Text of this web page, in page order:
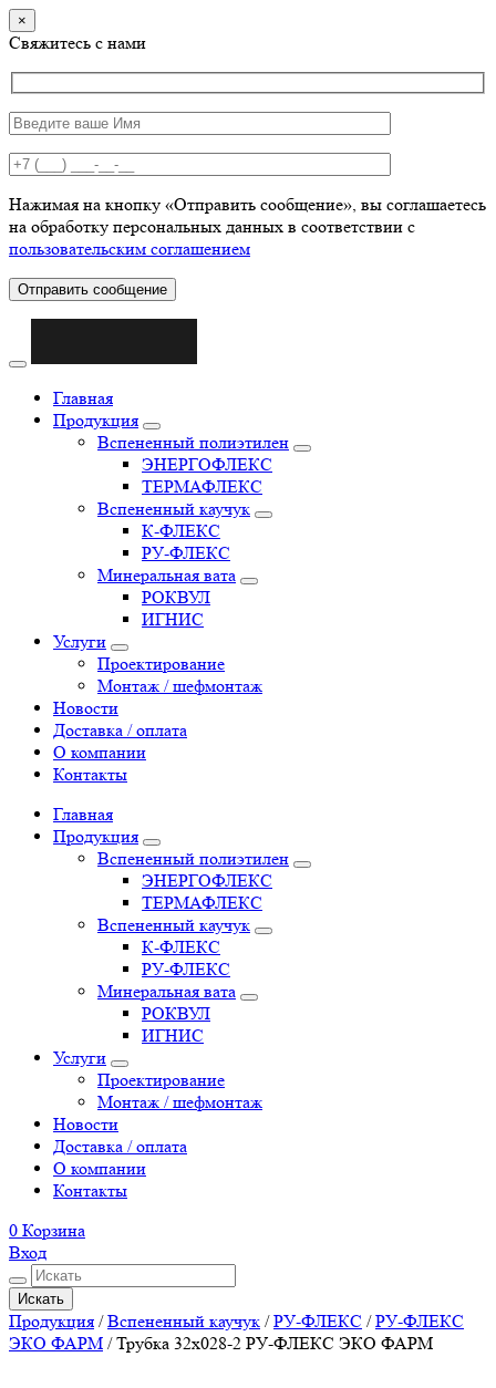
×
Свяжитесь с нами
Нажимая на кнопку «Отправить сообщение», вы соглашаетесь
на обработку персональных данных в соответствии с
пользовательским соглашением
Отправить сообщение
Главная
Продукция
Вспененный полиэтилен
ЭНЕРГОФЛЕКС
ТЕРМАФЛЕКС
Вспененный каучук
К-ФЛЕКС
РУ-ФЛЕКС
Минеральная вата
РОКВУЛ
ИГНИС
Услуги
Проектирование
Монтаж / шефмонтаж
Новости
Доставка / оплата
О компании
Контакты
Главная
Продукция
Вспененный полиэтилен
ЭНЕРГОФЛЕКС
ТЕРМАФЛЕКС
Вспененный каучук
К-ФЛЕКС
РУ-ФЛЕКС
Минеральная вата
РОКВУЛ
ИГНИС
Услуги
Проектирование
Монтаж / шефмонтаж
Новости
Доставка / оплата
О компании
Контакты
0 Корзина
Вход
Искать
Продукция /Вспененный каучук /РУ-ФЛЕКС /РУ-ФЛЕКС
ЭКО ФАРМ /Трубка 32х028-2 РУ-ФЛЕКС ЭКО ФАРМ